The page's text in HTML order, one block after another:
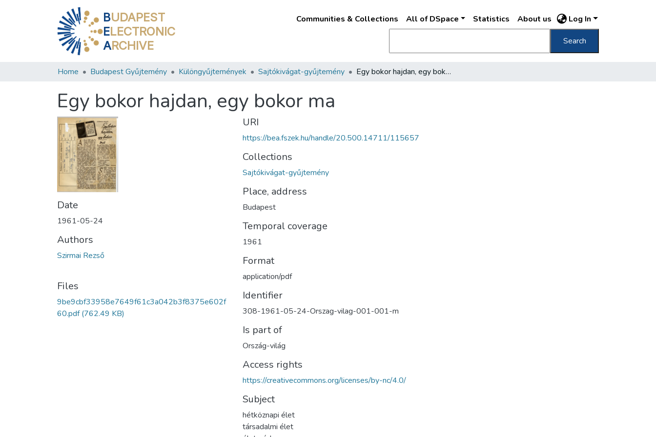
BUDAPEST
ELECTRONIC
ARCHIVE
Communities & Collections All of DSpace Statistics About us Log In
Search
Home Budapest Gyűjtemény Különgyűjtemények Sajtókivágat-gyűjtemény Egy bokor hajdan, egy bokor ma
Egy bokor hajdan, egy bokor ma
Date
1961-05-24
Authors
Szirmai Rezső
Files
9be9cbf33958e7649f61c3a042b3f8375e602f
60.pdf(762.49 KB)
URI
https://bea.fszek.hu/handle/20.500.14711/115657
Collections
Sajtókivágat-gyűjtemény
Place, address
Budapest
Temporal coverage
1961
Format
application/pdf
Identifier
308-1961-05-24-Orszag-vilag-001-001-m
Is part of
Ország-világ
Access rights
https://creativecommons.org/licenses/by-nc/4.0/
Subject
hétköznapi élet
társadalmi élet